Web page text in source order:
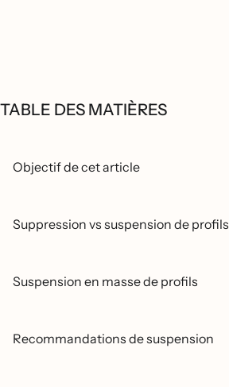
TABLE DES MATIÈRES
Objectif de cet article
Suppression vs suspension de profils
Suspension en masse de profils
Recommandations de suspension